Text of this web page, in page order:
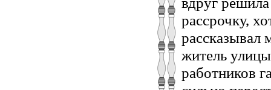
рассрочку,
рассказывал
житель
работников